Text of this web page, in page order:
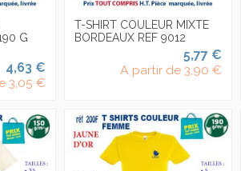
G
4,63 €
3,05 €
T-SHIRT COULEUR MIXTE
BORDEAUX REF 9012
5,77 €
A partir de 3,90 €